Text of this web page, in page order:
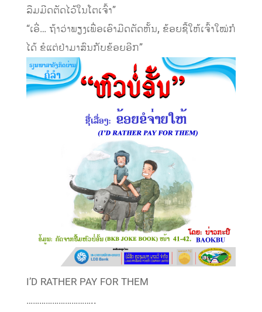
ລືມມີດຕັດໄວ້ໃນໂຕເຈົ້າ”
“ເອີ່… ຖ້າວ່າພຽງເພື່ອເອົາມີດຕັດຫັ້ນ, ຂ້ອຍຊື້ໃຫ້ເຈົ້າໃໝ່ກໍ
ໄດ້ ຂໍແຕ່ຢ່າມາສົນກັບຂ້ອຍອີກ”
I’D RATHER PAY FOR THEM
…………………………..